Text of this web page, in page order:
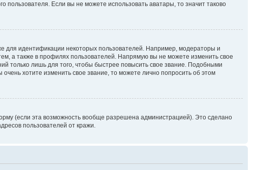
пользователя. Если вы не можете использовать аватары, то значит таково
для идентификации некоторых пользователей. Например, модераторы и
а также в профилях пользователей. Напрямую вы не можете изменить свое
только лишь для того, чтобы быстрее повысить свое звание. Подобными
хотите изменить свое звание, то можете лично попросить об этом
(если эта возможность вообще разрешена администрацией). Это сделано
пользователей от кражи.